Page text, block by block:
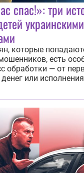
спас!»: три
украинскими
которые
есть
обработки — от
или
занять от двух
Детей